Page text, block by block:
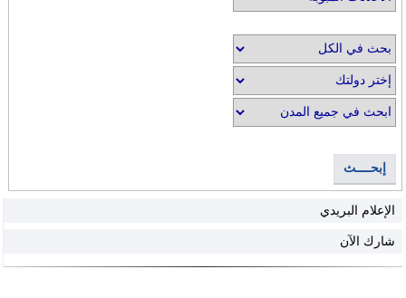
إبحــــث
الإعلام البريدي
شارك الآن